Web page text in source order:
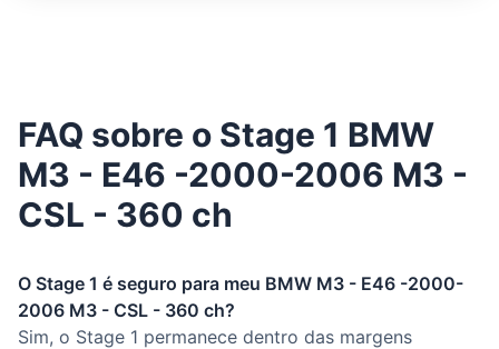
FAQ sobre o Stage 1 BMW
M3 - E46 -2000-2006 M3 -
CSL - 360 ch
O Stage 1 é seguro para meu BMW M3 - E46 -2000-
2006 M3 - CSL - 360 ch?
Sim, o Stage 1 permanece dentro das margens